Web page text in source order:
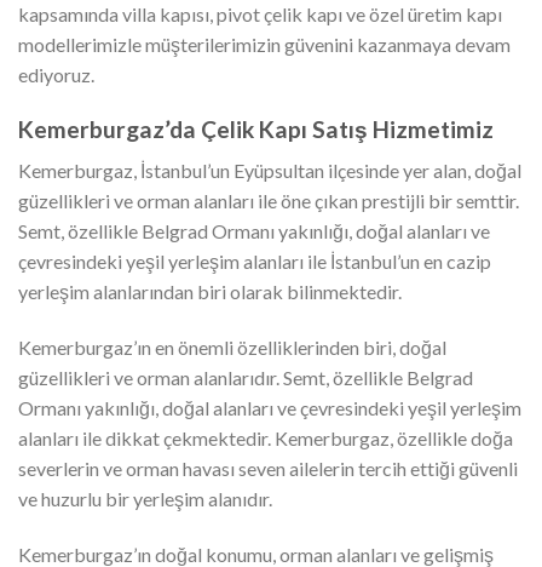
kapsamında villa kapısı, pivot çelik kapı ve özel üretim kapı
modellerimizle müşterilerimizin güvenini kazanmaya devam
ediyoruz.
Kemerburgaz’da Çelik Kapı Satış Hizmetimiz
Kemerburgaz, İstanbul’un Eyüpsultan ilçesinde yer alan, doğal
güzellikleri ve orman alanları ile öne çıkan prestijli bir semttir.
Semt, özellikle Belgrad Ormanı yakınlığı, doğal alanları ve
çevresindeki yeşil yerleşim alanları ile İstanbul’un en cazip
yerleşim alanlarından biri olarak bilinmektedir.
Kemerburgaz’ın en önemli özelliklerinden biri, doğal
güzellikleri ve orman alanlarıdır. Semt, özellikle Belgrad
Ormanı yakınlığı, doğal alanları ve çevresindeki yeşil yerleşim
alanları ile dikkat çekmektedir. Kemerburgaz, özellikle doğa
severlerin ve orman havası seven ailelerin tercih ettiği güvenli
ve huzurlu bir yerleşim alanıdır.
Kemerburgaz’ın doğal konumu, orman alanları ve gelişmiş